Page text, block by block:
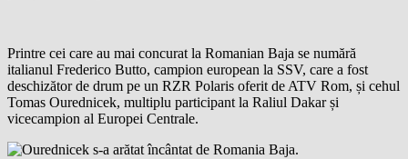
Printre cei care au mai concurat la Romanian Baja se numără
italianul Frederico Butto, campion european la SSV, care a fost
deschizător de drum pe un RZR Polaris oferit de ATV Rom, și cehul
Tomas Ourednicek, multiplu participant la Raliul Dakar și
vicecampion al Europei Centrale.